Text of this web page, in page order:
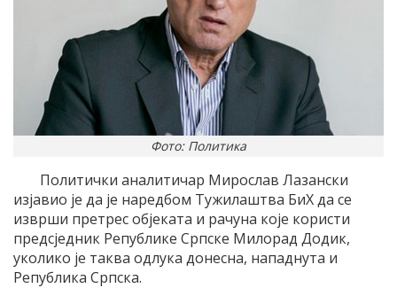
Фото: Политика
Политички аналитичар Мирослав Лазански
изјавио је да је наредбом Тужилаштва БиХ да се
изврши претрес објеката и рачуна које користи
предсједник Републике Српске Милорад Додик,
уколико је таква одлука донесна, нападнута и
Република Српска.